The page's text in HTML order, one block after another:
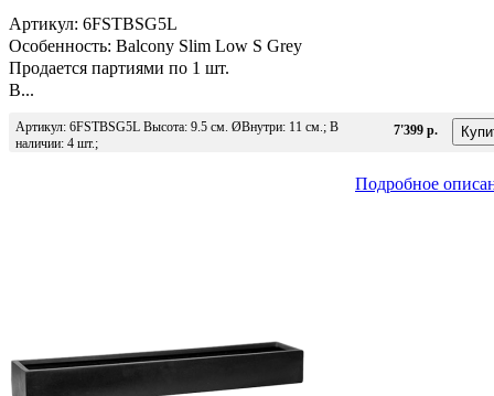
Артикул: 6FSTBSG5L
Особенность: Balcony Slim Low S Grey
Продается партиями по 1 шт.
В...
Артикул: 6FSTBSG5L Высота: 9.5 см. ØВнутри: 11 см.; В
наличии: 4 шт.;
7'399 р.
Подробное